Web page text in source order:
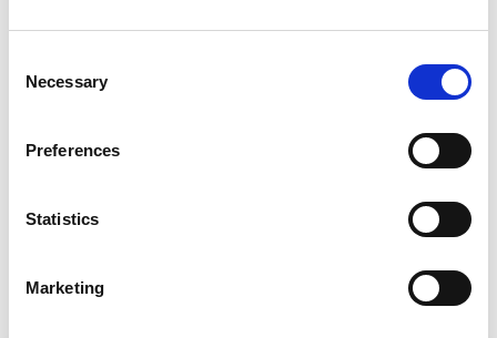
Selection
Necessary
Preferences
Statistics
Marketing